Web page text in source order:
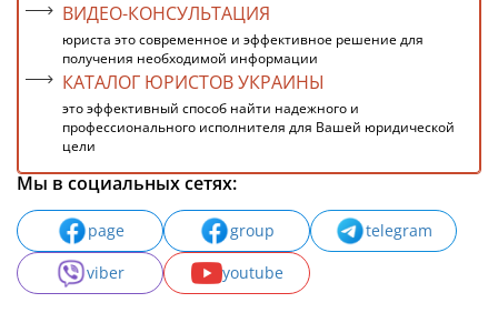
ВИДЕО-КОНСУЛЬТАЦИЯ
юриста это современное и эффективное решение для
получения необходимой информации
КАТАЛОГ ЮРИСТОВ УКРАИНЫ
это эффективный способ найти надежного и
профессионального исполнителя для Вашей юридической
цели
Мы в социальных сетях:
page group
telegram
viber
youtube